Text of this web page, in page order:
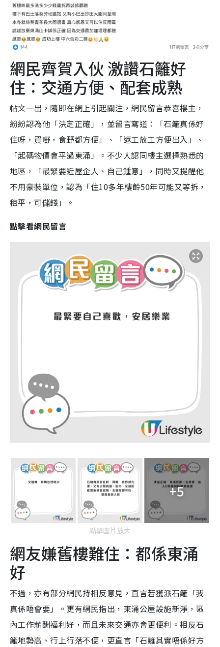
網民齊賀入伙 激讚石籬好
住：交通方便、配套成熟
帖文一出，隨即在網上引起關注，網民留言恭喜樓主，
紛紛認為他「決定正確」，並留言寫道：「石籬真係好
住呀，買嘢，食野都方便」、「返工放工方便出入」、
「起碼物價會平過東涌」。不少人認同樓主選擇熟悉的
地區，「最緊要近屋企人、自己鍾意」，同時又提醒他
不用豪裝單位，認為「住10多年樓齡50年可能又等拆，
租平，可儲錢」。
點擊看網民留言
+5
點擊圖片放大
網友嫌舊樓難住：都係東涌
好
不過，亦有部分網民持相反意見，直言若獲派石籬「我
真係唔會要」。更有網民指出，東涌公屋設施新淨，區
內工作薪酬福利好，而且未來交通亦會更便利。相反石
籬地勢高、行上行落不便，更直言「石籬其實唔係好方